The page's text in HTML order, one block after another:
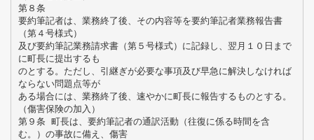
第８条
要約筆記者は、業務終了後、その内容等を要約筆記者業務報告書
（第４号様式）
及び要約筆記業務請求書（第５号様式）に記録し、翌月１０日まで
に町長に提出するも
のとする。ただし、引継ぎが必要な事項及び早急に解決しなければ
ならない問題点等が
ある場合には、業務終了後、速やかに町長に報告するものとする。
（傷害保険の加入）
第９条 町長は、要約筆記者の通訳活動（往復に係る時間を含
む。）の事故に備え、傷害